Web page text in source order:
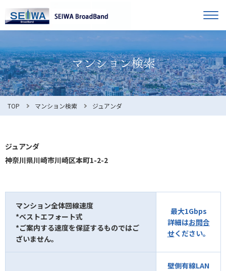
オーナー様へ
入居者様へ
お知らせ
利用規約
お問合せ マンション検索
TOP マンション検索 ジュアンダ
ジュアンダ
神奈川県川崎市川崎区本町1-2-2
マンション全体回線速度
*ベストエフォート式
*ご案内する速度を保証するものではご
ざいません。
最大1Gbps
詳細はお問合
せください。
壁側有線LAN